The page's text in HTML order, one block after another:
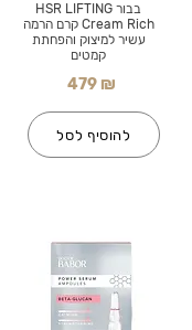
בבור HSR LIFTING
Cream Rich קרם הרמה
עשיר למיצוק והפחתת
קמטים
479 ₪
להוסיף לסל